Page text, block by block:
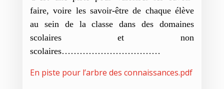
faire, voire les savoir-être de chaque élève
au sein de la classe dans des domaines
scolaires et non
scolaires……………………………
En piste pour l’arbre des connaissances.pdf